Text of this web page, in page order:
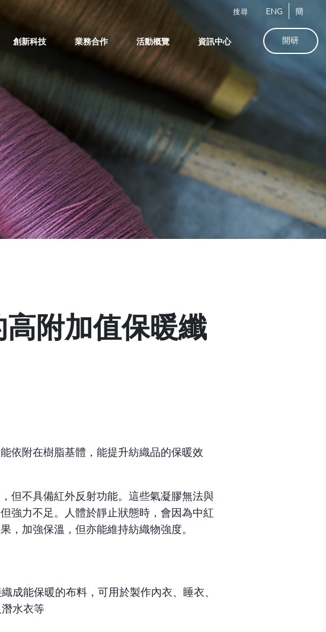
搜尋 ENG 簡
創新科技 業務合作 活動概覽 資訊中心 開研
附加值保暖纖
依附在樹脂基體，能提升紡織品的保暖效
但不具備紅外反射功能。這些氣凝膠無法與
強力不足。人體於靜止狀態時，會因為中紅
加強保溫，但亦能維持紡織物強度。
成能保暖的布料，可用於製作內衣、睡衣、
水衣等